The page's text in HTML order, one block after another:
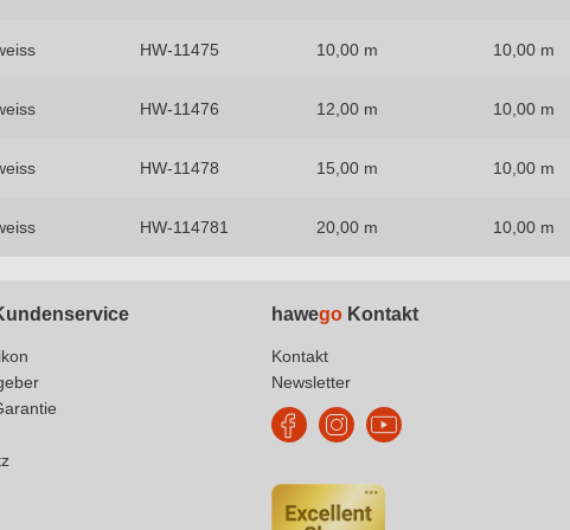
HW-11475 10,00 m 10,00 m
HW-11476 12,00 m 10,00 m
HW-11478 15,00 m 10,00 m
HW-114781 20,00 m 10,00 m
hawego Kontakt
Kontakt
Newsletter